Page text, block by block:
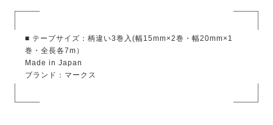
■ テープサイズ：柄違い3巻入(幅15mm×2巻・幅20mm×1
巻・全長各7m）
Made in Japan
ブランド：マークス